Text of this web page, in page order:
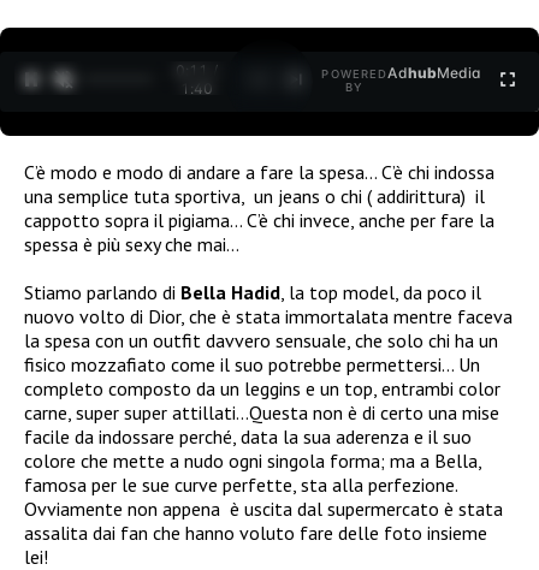
0:11 /
1:40
POWERED
BY
AdhubMedia
C’è modo e modo di andare a fare la spesa… C’è chi indossa
una semplice tuta sportiva, un jeans o chi ( addirittura) il
cappotto sopra il pigiama… C’è chi invece, anche per fare la
spessa è più sexy che mai…
Stiamo parlando di Bella Hadid , la top model, da poco il
nuovo volto di Dior, che è stata immortalata mentre faceva
la spesa con un outfit davvero sensuale, che solo chi ha un
fisico mozzafiato come il suo potrebbe permettersi… Un
completo composto da un leggins e un top, entrambi color
carne, super super attillati…Questa non è di certo una mise
facile da indossare perché, data la sua aderenza e il suo
colore che mette a nudo ogni singola forma; ma a Bella,
famosa per le sue curve perfette, sta alla perfezione.
Ovviamente non appena è uscita dal supermercato è stata
assalita dai fan che hanno voluto fare delle foto insieme
lei!